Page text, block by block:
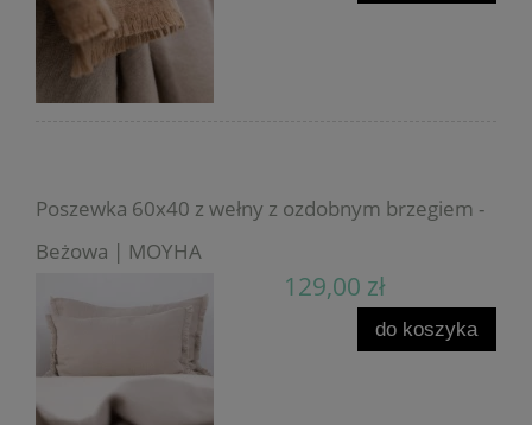
Poszewka 60x40 z wełny z ozdobnym brzegiem -
Beżowa | MOYHA
129,00 zł
do koszyka